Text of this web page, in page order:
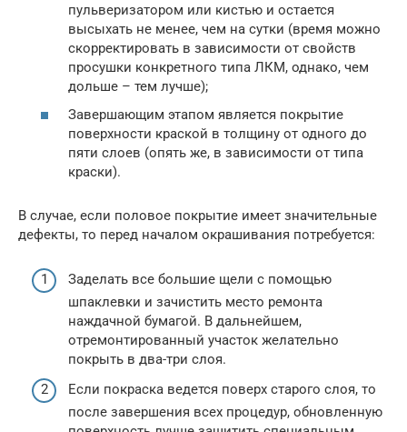
пульверизатором или кистью и остается
высыхать не менее, чем на сутки (время можно
скорректировать в зависимости от свойств
просушки конкретного типа ЛКМ, однако, чем
дольше – тем лучше);
Завершающим этапом является покрытие
поверхности краской в толщину от одного до
пяти слоев (опять же, в зависимости от типа
краски).
В случае, если половое покрытие имеет значительные
дефекты, то перед началом окрашивания потребуется:
Заделать все большие щели с помощью
шпаклевки и зачистить место ремонта
наждачной бумагой. В дальнейшем,
отремонтированный участок желательно
покрыть в два-три слоя.
Если покраска ведется поверх старого слоя, то
после завершения всех процедур, обновленную